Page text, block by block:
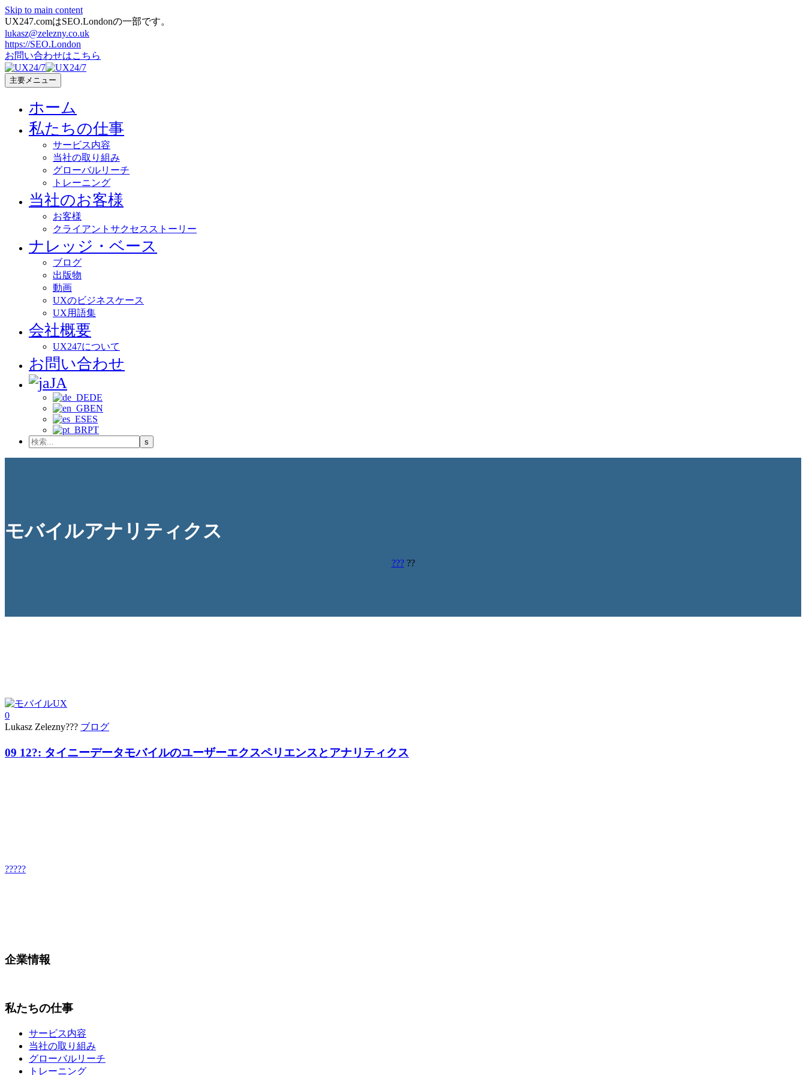
Skip to main content
UX247.comはSEO.Londonの一部です。
lukasz@zelezny.co.uk
https://SEO.London
お問い合わせはこちら
主要メニュー
ホーム
私たちの仕事
サービス内容
当社の取り組み
グローバルリーチ
トレーニング
当社のお客様
お客様
クライアントサクセスストーリー
ナレッジ・ベース
ブログ
出版物
動画
UXのビジネスケース
UX用語集
会社概要
UX247について
お問い合わせ
JA
DE
EN
ES
PT
モバイルアナリティクス
??? ??
0
Lukasz Zelezny??? ブログ
09 12?: タイニーデータモバイルのユーザーエクスペリエンスとアナリティクス
?????
企業情報
私たちの仕事
サービス内容
当社の取り組み
グローバルリーチ
トレーニング